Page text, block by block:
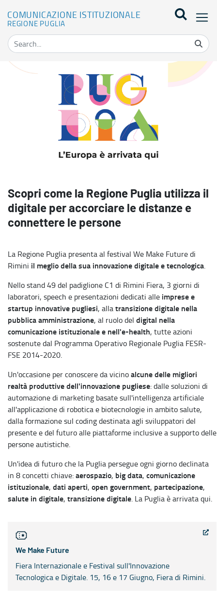
COMUNICAZIONE ISTITUZIONALE
REGIONE PUGLIA
La Puglia al WMF2023 - Comunicazione Istituzionale
Scopri come la Regione Puglia utilizza il
digitale per accorciare le distanze e
connettere le persone
La Regione Puglia presenta al festival We Make Future di
Rimini il meglio della sua innovazione digitale e tecnologica.
Nello stand 49 del padiglione C1 di Rimini Fiera, 3 giorni di
laboratori, speech e presentazioni dedicati alle imprese e
startup innovative pugliesi, allatransizione digitale nella
pubblica amministrazione, al ruolo del digital nella
comunicazione istituzionale e nell'e-health, tutte azioni
sostenute dal Programma Operativo Regionale Puglia FESR-
FSE 2014-2020.
Un'occasione per conoscere da vicinoalcune delle migliori
realtà produttive dell'innovazione pugliese: dalle soluzioni di
automazione di marketing basate sull'intelligenza artificiale
all'applicazione di robotica e biotecnologie in ambito salute,
dalla formazione sul coding destinata agli sviluppatori del
presente e del futuro alle piattaforme inclusive a supporto delle
persone autistiche.
Un'idea di futuro che la Puglia persegue ogni giorno declinata
in 8 concetti chiave:aerospazio, big data, comunicazione
istituzionale, dati aperti, open government, partecipazione,
salute in digitale, transizione digitale. La Puglia è arrivata qui.
We Make Future
Fiera Internazionale e Festival sull'Innovazione
Tecnologica e Digitale. 15, 16 e 17 Giugno, Fiera di Rimini.